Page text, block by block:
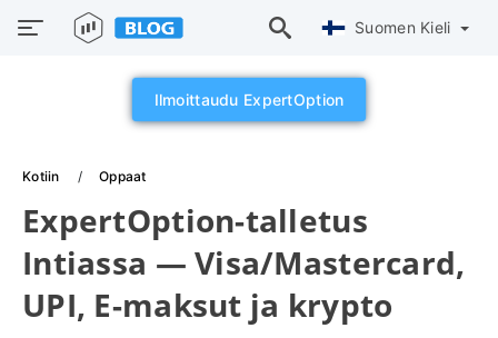
Suomen Kieli
Ilmoittaudu ExpertOption
Kotiin Oppaat
ExpertOption-talletus
Intiassa — Visa/Mastercard,
UPI, E-maksut ja krypto